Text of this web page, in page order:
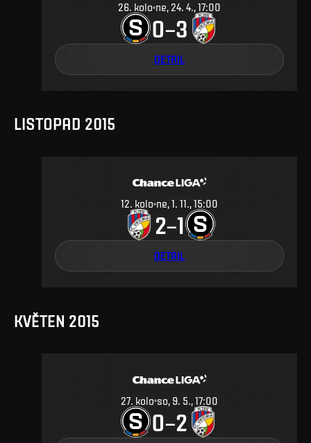
26. kolo ne, 24. 4., 17:00
0–3
DETAIL
LISTOPAD 2015
12. kolo ne, 1. 11., 15:00
2–1
DETAIL
KVĚTEN 2015
27. kolo so, 9. 5., 17:00
0–2